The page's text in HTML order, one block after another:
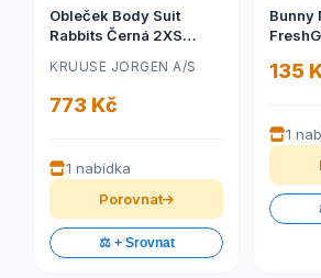
Obleček Body Suit
Rabbits Černá 2XS
KRUUSE JORGEN A/S
773 Kč
1 nabídka
Porovnat
⚖️ + Srovnat
Bunny
135
1